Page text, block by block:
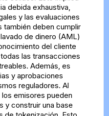
debida exhaustiva,
y las evaluaciones
también deben cumplir
de dinero (AML)
del cliente
las transacciones
Además, es
y aprobaciones
reguladores. Al
emisores pueden
y construir una base